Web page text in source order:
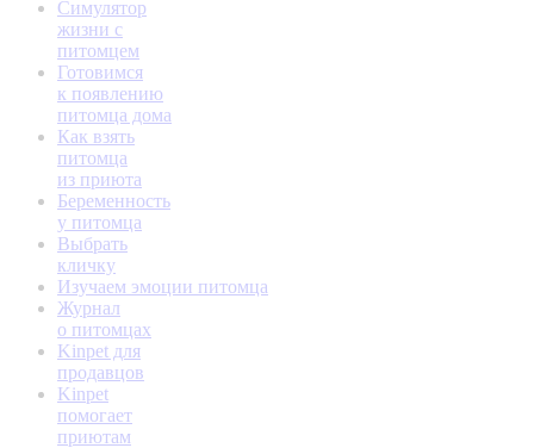
Симулятор
жизни с
питомцем
Готовимся
к появлению
питомца дома
Как взять
питомца
из приюта
Беременность
у питомца
Выбрать
кличку
Изучаем эмоции питомца
Журнал
о питомцах
Kinpet для
продавцов
Kinpet
помогает
приютам